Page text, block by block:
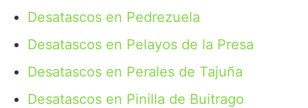
Desatascos en Pedrezuela
Desatascos en Pelayos de la Presa
Desatascos en Perales de Tajuña
Desatascos en Pinilla de Buitrago